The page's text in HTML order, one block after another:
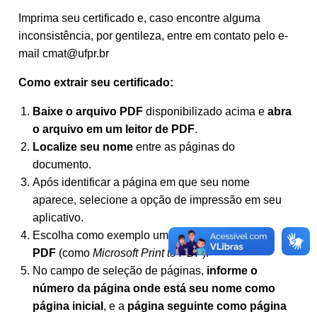
Imprima seu certificado e, caso encontre alguma
inconsistência, por gentileza, entre em contato pelo e-
mail cmat@ufpr.br
Como extrair seu certificado:
Baixe o arquivo PDF disponibilizado acima e abra
o arquivo em um leitor de PDF.
Localize seu nome entre as páginas do
documento.
Após identificar a página em que seu nome
aparece, selecione a opção de impressão em seu
aplicativo.
Escolha como exemplo uma impressora virtual
PDF (como Microsoft Print to PDF).
No campo de seleção de páginas, informe o
número da página onde está seu nome como
página inicial , e a página seguinte como página